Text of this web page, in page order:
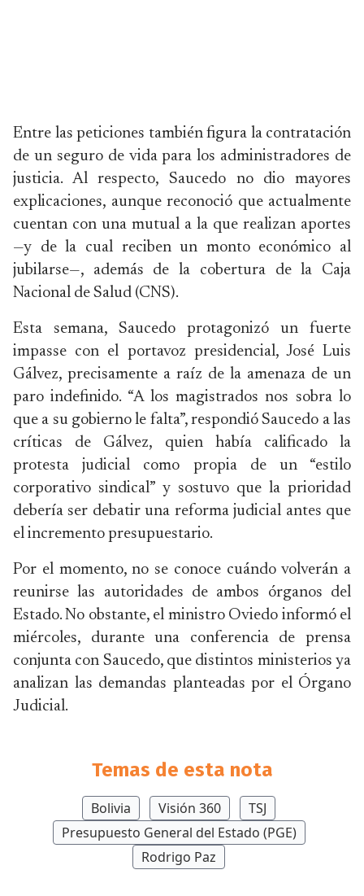
Entre las peticiones también figura la contratación
de un seguro de vida para los administradores de
justicia. Al respecto, Saucedo no dio mayores
explicaciones, aunque reconoció que actualmente
cuentan con una mutual a la que realizan aportes
—y de la cual reciben un monto económico al
jubilarse—, además de la cobertura de la Caja
Nacional de Salud (CNS).
Esta semana, Saucedo protagonizó un fuerte
impasse con el portavoz presidencial, José Luis
Gálvez, precisamente a raíz de la amenaza de un
paro indefinido. “A los magistrados nos sobra lo
que a su gobierno le falta”, respondió Saucedo a las
críticas de Gálvez, quien había calificado la
protesta judicial como propia de un “estilo
corporativo sindical” y sostuvo que la prioridad
debería ser debatir una reforma judicial antes que
el incremento presupuestario.
Por el momento, no se conoce cuándo volverán a
reunirse las autoridades de ambos órganos del
Estado. No obstante, el ministro Oviedo informó el
miércoles, durante una conferencia de prensa
conjunta con Saucedo, que distintos ministerios ya
analizan las demandas planteadas por el Órgano
Judicial.
Temas de esta nota
Bolivia Visión 360
TSJ
Presupuesto General del Estado (PGE)
Rodrigo Paz